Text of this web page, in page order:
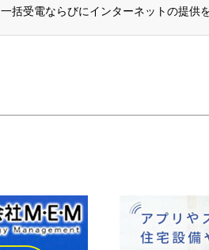
一括受電ならびにインターネットの提供